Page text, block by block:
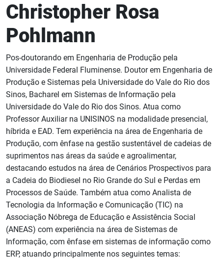
Christopher Rosa
Pohlmann
Pos-doutorando em Engenharia de Produção pela
Universidade Federal Fluminense. Doutor em Engenharia de
Produção e Sistemas pela Universidade do Vale do Rio dos
Sinos, Bacharel em Sistemas de Informação pela
Universidade do Vale do Rio dos Sinos. Atua como
Professor Auxiliar na UNISINOS na modalidade presencial,
híbrida e EAD. Tem experiência na área de Engenharia de
Produção, com ênfase na gestão sustentável de cadeias de
suprimentos nas áreas da saúde e agroalimentar,
destacando estudos na área de Cenários Prospectivos para
a Cadeia do Biodiesel no Rio Grande do Sul e Perdas em
Processos de Saúde. Também atua como Analista de
Tecnologia da Informação e Comunicação (TIC) na
Associação Nóbrega de Educação e Assistência Social
(ANEAS) com experiência na área de Sistemas de
Informação, com ênfase em sistemas de informação como
ERP, atuando principalmente nos seguintes temas: